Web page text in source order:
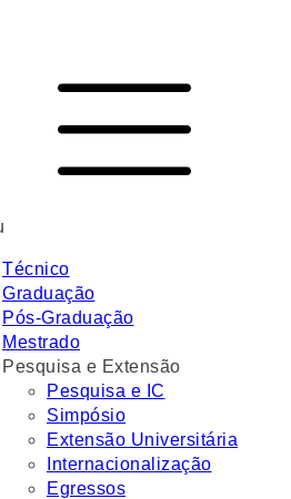
Técnico
Graduação
Pós-Graduação
Mestrado
Pesquisa e Extensão
Pesquisa e IC
Simpósio
Extensão Universitária
Internacionalização
Egressos